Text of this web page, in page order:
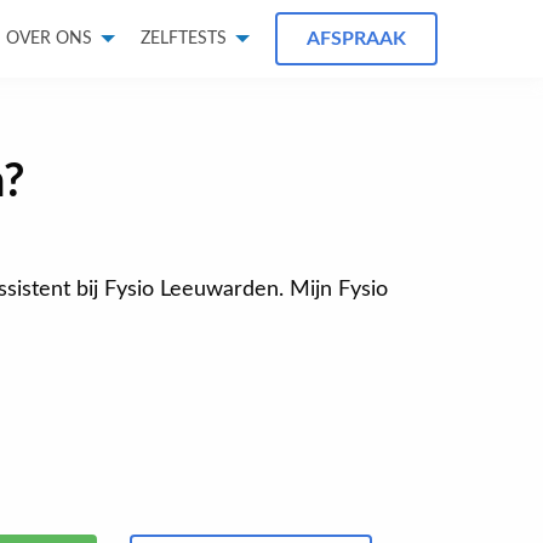
OVER ONS ZELFTESTS AFSPRAAK
bij Fysio Leeuwarden. Mijn Fysio